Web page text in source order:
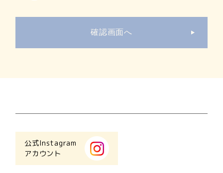
確認画面へ
公式Instagram
アカウント